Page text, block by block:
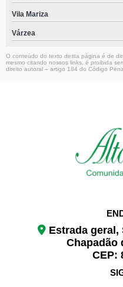
Vila Mariza
Várzea
O conteúdo do texto desta página é de
mesmo citando nossos links, é proibida
direito autoral – artigo 184 do Código
Estrada geral,
Chapadão
CEP: